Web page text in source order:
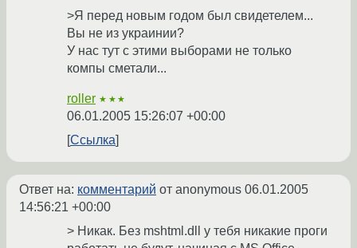
>Я перед новым годом был свидетелем...
Вы не из украинии?
У нас тут с этими выборами не только
компы сметали...
roller ★★★
06.01.2005 15:26:07 +00:00
Ссылка
Ответ на: комментарий от anonymous 06.01.2005
14:56:21 +00:00
> Никак. Без mshtml.dll у тебя никакие проги